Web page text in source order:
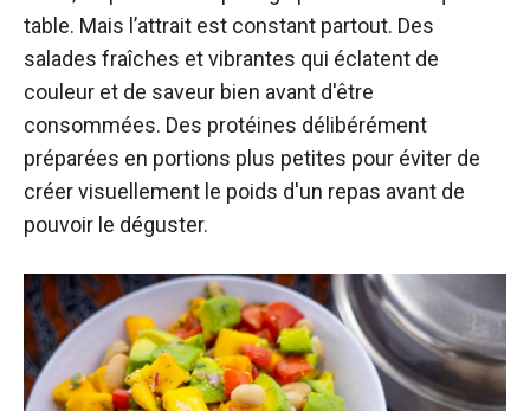
table. Mais l’attrait est constant partout. Des
salades fraîches et vibrantes qui éclatent de
couleur et de saveur bien avant d'être
consommées. Des protéines délibérément
préparées en portions plus petites pour éviter de
créer visuellement le poids d'un repas avant de
pouvoir le déguster.